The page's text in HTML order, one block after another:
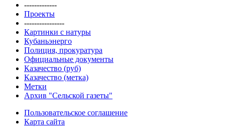
-------------
Проекты
----------------
Картинки с натуры
Кубаньэнерго
Полиция, прокуратура
Официальные документы
Казачество (руб)
Казачество (метка)
Метки
Архив "Сельской газеты"
Пользовательское соглашение
Карта сайта